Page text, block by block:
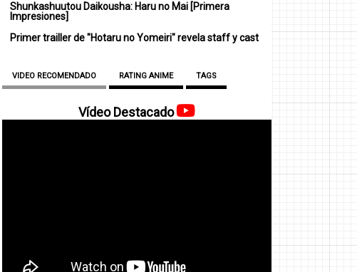
Shunkashuutou Daikousha: Haru no Mai [Primera
Impresiones]
Primer trailler de "Hotaru no Yomeiri" revela staff y cast
VIDEO RECOMENDADO RATING ANIME TAGS
Vídeo Destacado